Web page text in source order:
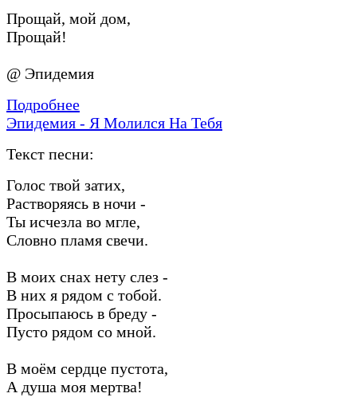
Прощай, мой дом,
Прощай!
@ Эпидемия
Подробнее
Эпидемия - Я Молился На Тебя
Текст песни:
Голос твой затих,
Растворяясь в ночи -
Ты исчезла во мгле,
Словно пламя свечи.
В моих снах нету слез -
В них я рядом с тобой.
Просыпаюсь в бреду -
Пусто рядом со мной.
В моём сердце пустота,
А душа моя мертва!